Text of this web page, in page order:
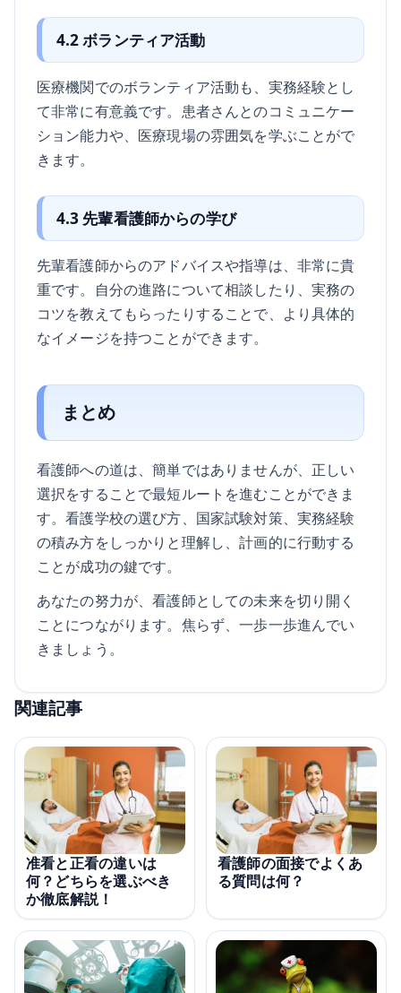
4.2 ボランティア活動
医療機関でのボランティア活動も、実務経験とし
て非常に有意義です。患者さんとのコミュニケー
ション能力や、医療現場の雰囲気を学ぶことがで
きます。
4.3 先輩看護師からの学び
先輩看護師からのアドバイスや指導は、非常に貴
重です。自分の進路について相談したり、実務の
コツを教えてもらったりすることで、より具体的
なイメージを持つことができます。
まとめ
看護師への道は、簡単ではありませんが、正しい
選択をすることで最短ルートを進むことができま
す。看護学校の選び方、国家試験対策、実務経験
の積み方をしっかりと理解し、計画的に行動する
ことが成功の鍵です。
あなたの努力が、看護師としての未来を切り開く
ことにつながります。焦らず、一歩一歩進んでい
きましょう。
関連記事
准看と正看の違いは
何？どちらを選ぶべき
か徹底解説！
看護師の面接でよくあ
る質問は何？